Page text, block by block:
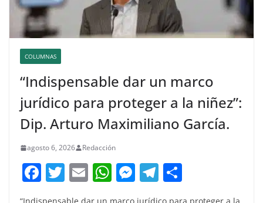
COLUMNAS
“Indispensable dar un marco
jurídico para proteger a la niñez”:
Dip. Arturo Maximiliano García.
agosto 6, 2026 Redacción
F T
w
E W M
e
T